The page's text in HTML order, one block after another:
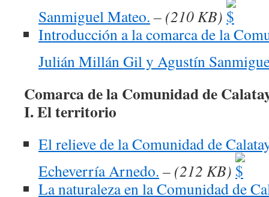
Sanmiguel Mateo. – (210 KB)
Introducción a la comarca de la
Julián Millán Gil y Agustín
Comarca de la Comunidad de
I. El territorio
El relieve de la Comunidad de
Echeverría Arnedo. – (212 KB)
La naturaleza en la Comunidad de